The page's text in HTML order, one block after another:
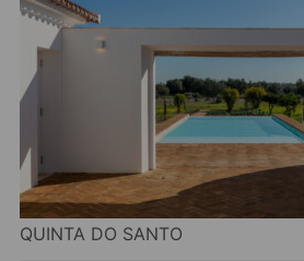
QUINTA DO SANTO